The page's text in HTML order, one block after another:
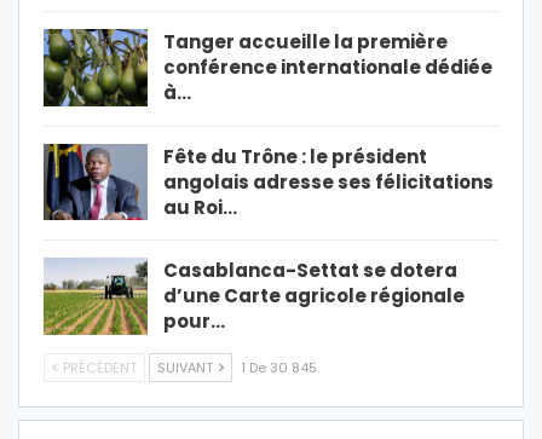
Tanger accueille la première
conférence internationale dédiée
à…
Fête du Trône : le président
angolais adresse ses félicitations
au Roi…
Casablanca-Settat se dotera
d’une Carte agricole régionale
pour…
PRÉCÉDENT SUIVANT 1 De 30 845